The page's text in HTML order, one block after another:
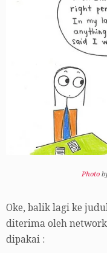
Photo
Oke, balik lagi ke
diterima oleh
dipakai :